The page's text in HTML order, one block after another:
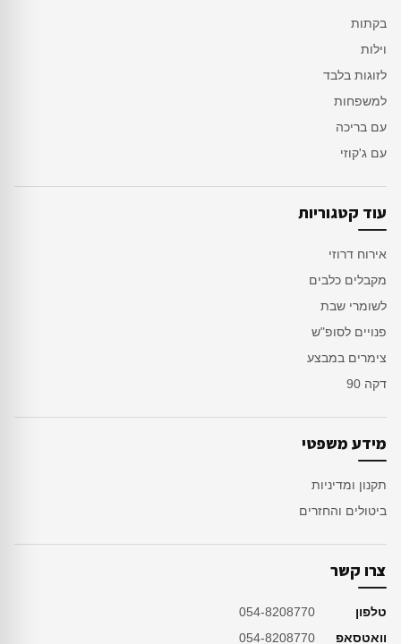
בקתות
וילות
לזוגות בלבד
למשפחות
עם בריכה
עם ג'קוזי
עוד קטגוריות
אירוח דרוזי
מקבלים כלבים
לשומרי שבת
פנויים לסופ"ש
צימרים במבצע
דקה 90
מידע משפטי
תקנון ומדיניות
ביטולים והחזרים
צרו קשר
טלפון
054-8208770
וואטסאפ
054-8208770